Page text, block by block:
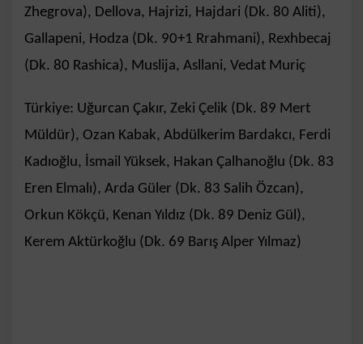
Zhegrova), Dellova, Hajrizi, Hajdari (Dk. 80 Aliti),
Gallapeni, Hodza (Dk. 90+1 Rrahmani), Rexhbecaj
(Dk. 80 Rashica), Muslija, Asllani, Vedat Muriç
Türkiye: Uğurcan Çakır, Zeki Çelik (Dk. 89 Mert
Müldür), Ozan Kabak, Abdülkerim Bardakcı, Ferdi
Kadıoğlu, İsmail Yüksek, Hakan Çalhanoğlu (Dk. 83
Eren Elmalı), Arda Güler (Dk. 83 Salih Özcan),
Orkun Kökçü, Kenan Yıldız (Dk. 89 Deniz Gül),
Kerem Aktürkoğlu (Dk. 69 Barış Alper Yılmaz)